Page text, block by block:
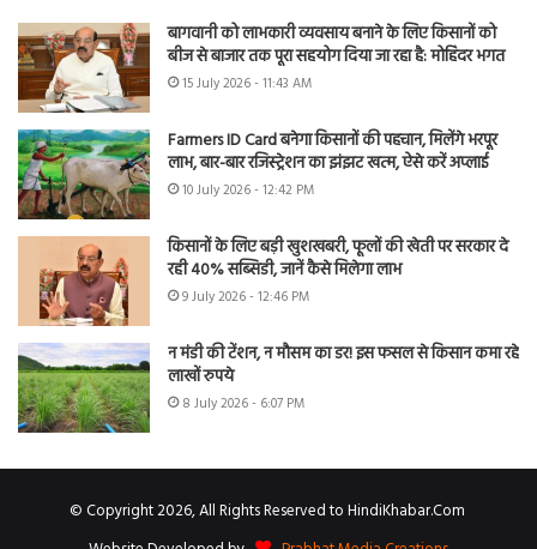
बागवानी को लाभकारी व्यवसाय बनाने के लिए किसानों को
बीज से बाजार तक पूरा सहयोग दिया जा रहा है: मोहिंदर भगत
15 July 2026 - 11:43 AM
Farmers ID Card बनेगा किसानों की पहचान, मिलेंगे भरपूर
लाभ, बार-बार रजिस्ट्रेशन का झंझट खत्म, ऐसे करें अप्लाई
10 July 2026 - 12:42 PM
किसानों के लिए बड़ी खुशखबरी, फूलों की खेती पर सरकार दे
रही 40% सब्सिडी, जानें कैसे मिलेगा लाभ
9 July 2026 - 12:46 PM
न मंडी की टेंशन, न मौसम का डर! इस फसल से किसान कमा रहे
लाखों रुपये
8 July 2026 - 6:07 PM
© Copyright 2026, All Rights Reserved to HindiKhabar.Com